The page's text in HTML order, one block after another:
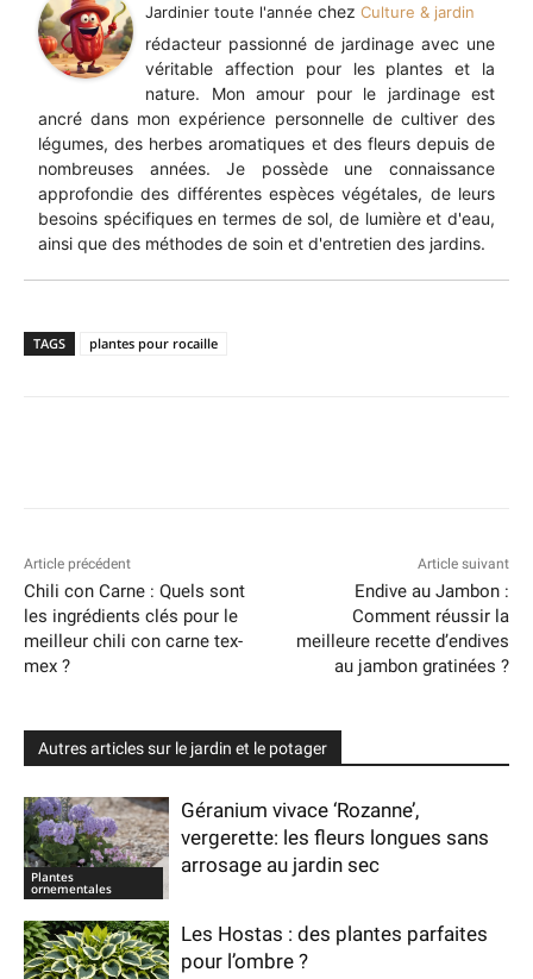
Jardinier toute l'année chez Culture & jardin
rédacteur passionné de jardinage avec une
véritable affection pour les plantes et la
nature. Mon amour pour le jardinage est
ancré dans mon expérience personnelle de cultiver des
légumes, des herbes aromatiques et des fleurs depuis de
nombreuses années. Je possède une connaissance
approfondie des différentes espèces végétales, de leurs
besoins spécifiques en termes de sol, de lumière et d'eau,
ainsi que des méthodes de soin et d'entretien des jardins.
TAGS plantes pour rocaille
Article précédent
Chili con Carne : Quels sont
les ingrédients clés pour le
meilleur chili con carne tex-
mex ?
Article suivant
Endive au Jambon :
Comment réussir la
meilleure recette d’endives
au jambon gratinées ?
Autres articles sur le jardin et le potager
Plantes
ornementales
Géranium vivace ‘Rozanne’,
vergerette: les fleurs longues sans
arrosage au jardin sec
Les Hostas : des plantes parfaites
pour l’ombre ?